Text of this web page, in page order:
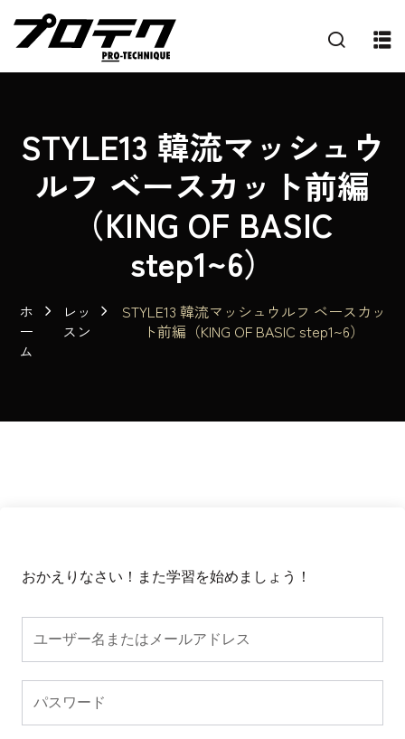
STYLE13 韓流マッシュウ
ルフ ベースカット前編
（KING OF BASIC
step1~6）
ホ
ー
ム
レッ
スン
STYLE13 韓流マッシュウルフ ベースカッ
ト前編（KING OF BASIC step1~6）
おかえりなさい！また学習を始めましょう！